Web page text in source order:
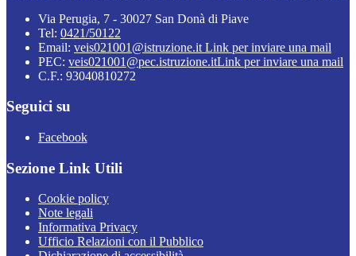
Via Perugia, 7 - 30027 San Donà di Piave
Tel: 0421/50122
Email: veis021001@istruzione.it Link per inviare una mail
PEC: veis021001@pec.istruzione.itLink per inviare una mail
C.F.: 93040810272
Seguici su
Facebook
Sezione Link Utili
Cookie policy
Note legali
Informativa Privacy
Ufficio Relazioni con il Pubblico